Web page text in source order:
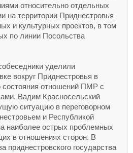
относительно отдельных
на территории Приднестровья
и культурных проектов, в том
по линии Посольства
уделили
вокруг Приднестровья в
состояния отношений ПМР с
Вадим Красносельский
ситуацию в переговорном
и Республикой
наиболее острых проблемных
в отношениях сторон. В
приднестровского государства